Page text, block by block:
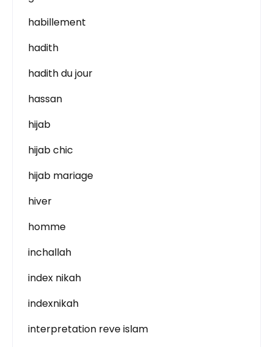
habillement
hadith
hadith du jour
hassan
hijab
hijab chic
hijab mariage
hiver
homme
inchallah
index nikah
indexnikah
interpretation reve islam